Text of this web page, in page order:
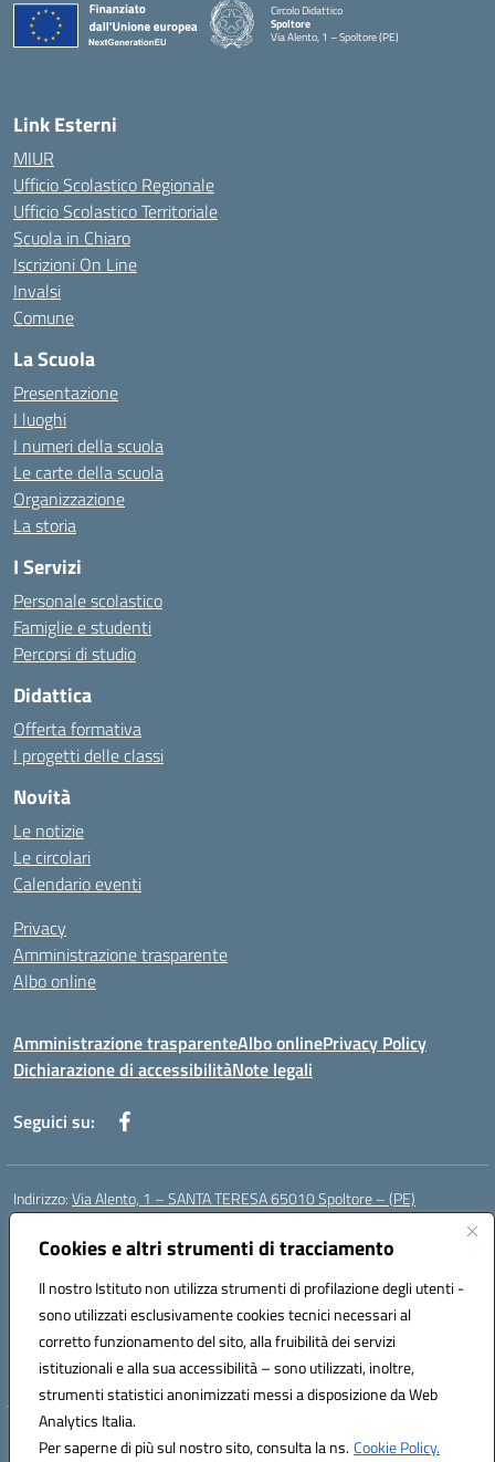
Cookies e altri strumenti di tracciamento
Il nostro Istituto non utilizza strumenti di profilazione degli utenti -
sono utilizzati esclusivamente cookies tecnici necessari al
corretto funzionamento del sito, alla fruibilità dei servizi
istituzionali e alla sua accessibilità – sono utilizzati, inoltre,
strumenti statistici anonimizzati messi a disposizione da Web
Analytics Italia.
Per saperne di più sul nostro sito, consulta la ns.Cookie Policy.
Circolo Didattico
Spoltore
Via Alento, 1 – Spoltore (PE)
— Visita la pagina iniziale della scuola
Link Esterni
MIUR
Ufficio Scolastico Regionale
Ufficio Scolastico Territoriale
Scuola in Chiaro
Iscrizioni On Line
Invalsi
Comune
La Scuola
Presentazione
I luoghi
I numeri della scuola
Le carte della scuola
Organizzazione
La storia
I Servizi
Personale scolastico
Famiglie e studenti
Percorsi di studio
Didattica
Offerta formativa
I progetti delle classi
Novità
Le notizie
Le circolari
Calendario eventi
Privacy
Amministrazione trasparente
Albo online
Amministrazione trasparenteAlbo onlinePrivacy Policy
Dichiarazione di accessibilitàNote legali
Seguici su:
Indirizzo:Via Alento, 1 – SANTA TERESA 65010 Spoltore – (PE)
Centralino:
Posta elettronica certificata (PEC):peee052003@pec.istruzione.it
Codice fiscale: 80006490686
Codice meccanografico:peee052003
Codice Indice delle Pubbliche Amministrazioni (IPA): istsc_peee052003
Codice unico di fatturazione (CUF): UF01MF
Hosting & Powered by 3D Solution S.r.l.